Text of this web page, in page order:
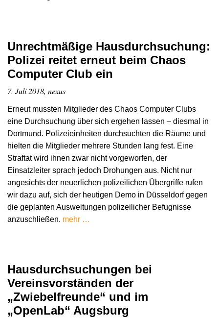
Unrechtmäßige Hausdurchsuchung:
Polizei reitet erneut beim Chaos
Computer Club ein
7. Juli 2018, nexus
Erneut mussten Mitglieder des Chaos Computer Clubs
eine Durchsuchung über sich ergehen lassen – diesmal in
Dortmund. Polizeieinheiten durchsuchten die Räume und
hielten die Mitglieder mehrere Stunden lang fest. Eine
Straftat wird ihnen zwar nicht vorgeworfen, der
Einsatzleiter sprach jedoch Drohungen aus. Nicht nur
angesichts der neuerlichen polizeilichen Übergriffe rufen
wir dazu auf, sich der heutigen Demo in Düsseldorf gegen
die geplanten Ausweitungen polizeilicher Befugnisse
anzuschließen. mehr …
Hausdurchsuchungen bei
Vereinsvorständen der
„Zwiebelfreunde“ und im
„OpenLab“ Augsburg